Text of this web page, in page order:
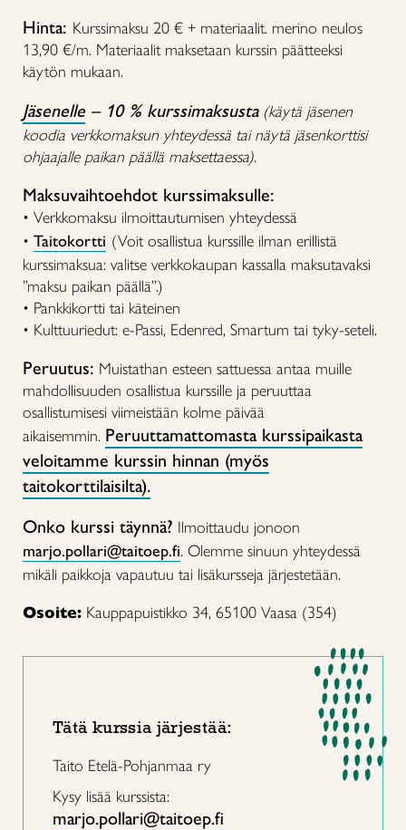
Hinta: Kurssimaksu 20 € + materiaalit. merino neulos
13,90 €/m. Materiaalit maksetaan kurssin päätteeksi
käytön mukaan.
Jäsenelle– 10 % kurssimaksusta (käytä jäsenen
koodia verkkomaksun yhteydessä tai näytä jäsenkorttisi
ohjaajalle paikan päällä maksettaessa).
Maksuvaihtoehdot kurssimaksulle:
• Verkkomaksu ilmoittautumisen yhteydessä
• Taitokortti (Voit osallistua kurssille ilman erillistä
kurssimaksua: valitse verkkokaupan kassalla maksutavaksi
”maksu paikan päällä”.)
• Pankkikortti tai käteinen
• Kulttuuriedut: e-Passi, Edenred, Smartum tai tyky-seteli.
Peruutus: Muistathan esteen sattuessa antaa muille
mahdollisuuden osallistua kurssille ja peruuttaa
osallistumisesi viimeistään kolme päivää
aikaisemmin. Peruuttamattomasta kurssipaikasta
veloitamme kurssin hinnan (myös
taitokorttilaisilta).
Onko kurssi täynnä? Ilmoittaudu jonoon
marjo.pollari@taitoep.fi. Olemme sinuun yhteydessä
mikäli paikkoja vapautuu tai lisäkursseja järjestetään.
Osoite: Kauppapuistikko 34, 65100 Vaasa (354)
Tätä kurssia järjestää:
Taito Etelä-Pohjanmaa ry
Kysy lisää kurssista:
marjo.pollari@taitoep.fi